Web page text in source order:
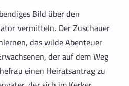
Bild über den
vermitteln. Der Zuschauer
das wilde Abenteuer
der auf dem Weg
einen Heiratsantrag zu